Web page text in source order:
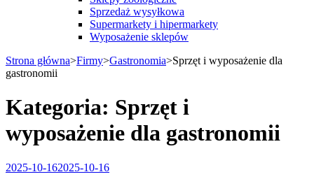
Sprzedaż wysyłkowa
Supermarkety i hipermarkety
Wyposażenie sklepów
Strona główna>Firmy>Gastronomia>Sprzęt i wyposażenie dla
gastronomii
Kategoria: Sprzęt i
wyposażenie dla gastronomii
2025-10-162025-10-16